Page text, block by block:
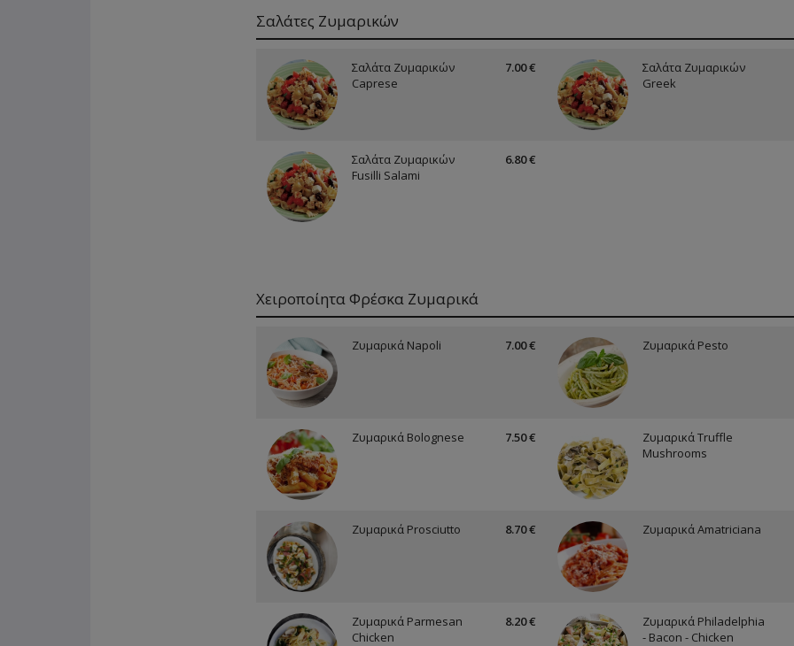
Σαλάτες Ζυμαρικών
Σαλάτα Ζυμαρικών
Caprese
7.00 €
Σαλάτα Ζυμαρικών
Greek
Σαλάτα Ζυμαρικών
Fusilli Salami
6.80 €
Χειροποίητα Φρέσκα Ζυμαρικά
Ζυμαρικά Napoli 7.00 € Ζυμαρικά Pesto
Ζυμαρικά Bolognese 7.50 €
Ζυμαρικά Truffle
Mushrooms
Ζυμαρικά Prosciutto 8.70 € Ζυμαρικά Amatriciana
Ζυμαρικά Parmesan
Chicken
8.20 €
Ζυμαρικά Philadelphia
- Bacon - Chicken